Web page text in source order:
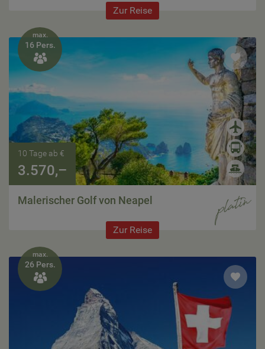
Zur Reise
max.
16 Pers.

10 Tage ab €
3.570,–
Malerischer Golf von Neapel
Zur Reise
max.
26 Pers.
